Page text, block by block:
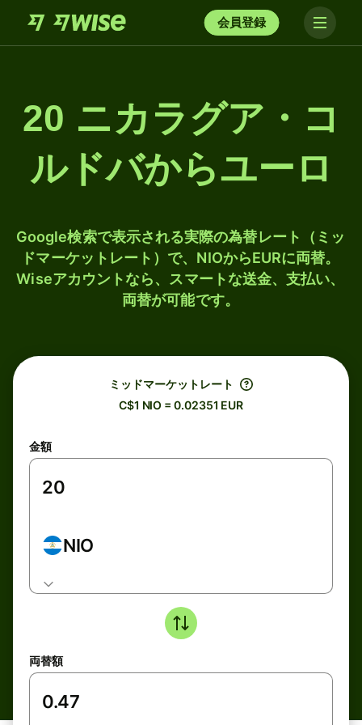
会員登録
20 ニカラグア・コ
ルドバからユーロ
Google検索で表示される実際の為替レート（ミッ
ドマーケットレート）で、NIOからEURに両替。
Wiseアカウントなら、スマートな送金、支払い、
両替が可能です。
ミッドマーケットレート
C$1 NIO = 0.02351 EUR
金額
NIO
両替額